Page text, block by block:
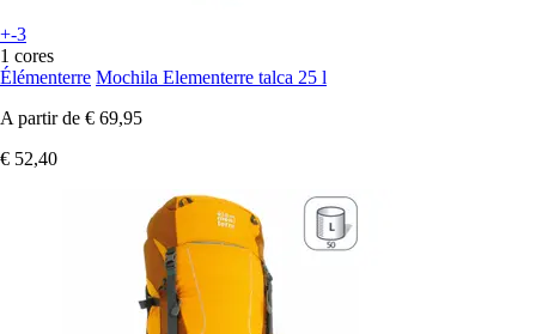
+-3
1 cores
Élémenterre Mochila Elementerre talca 25 l
A partir de € 69,95
€ 52,40